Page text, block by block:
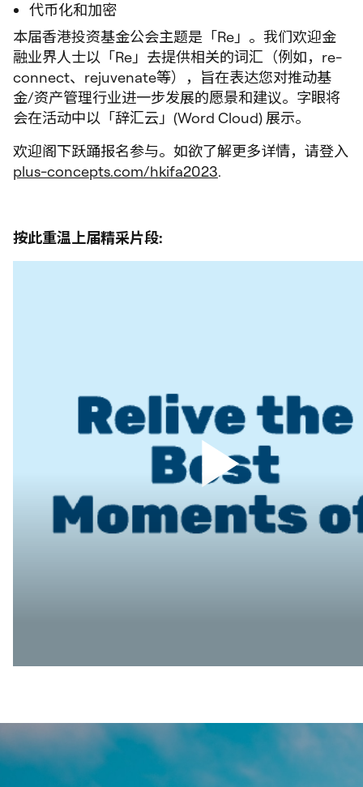
代币化和加密
本届香港投资基金公会主题是「Re」。我们欢迎金
融业界人士以「Re」去提供相关的词汇（例如，re-
connect、rejuvenate等），旨在表达您对推动基
金/资产管理行业进一步发展的愿景和建议。字眼将
会在活动中以「辞汇云」(Word Cloud) 展示。
欢迎阁下跃踊报名参与。如欲了解更多详情，请登入
plus-concepts.com/hkifa2023.
按此重温上届精采片段: